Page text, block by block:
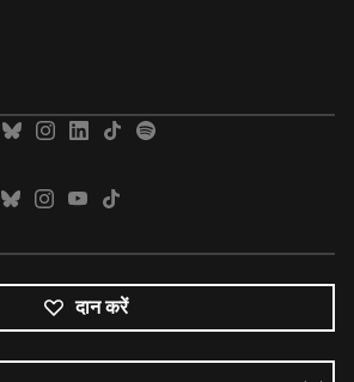
दान करें